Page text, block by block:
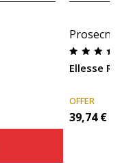
Ellesse
OFFER
39,74 €